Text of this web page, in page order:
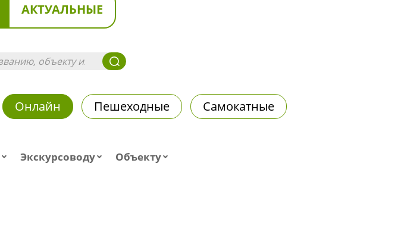
АКТУАЛЬНЫЕ
Онлайн Пешеходные Самокатные
Экскурсоводу Объекту